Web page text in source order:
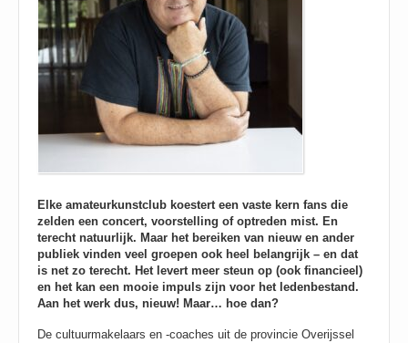
Elke amateurkunstclub koestert een vaste kern fans die
zelden een concert, voorstelling of optreden mist. En
terecht natuurlijk. Maar het bereiken van nieuw en ander
publiek vinden veel groepen ook heel belangrijk – en dat
is net zo terecht. Het levert meer steun op (ook financieel)
en het kan een mooie impuls zijn voor het ledenbestand.
Aan het werk dus, nieuw! Maar… hoe dan?
De cultuurmakelaars en -coaches uit de provincie Overijssel